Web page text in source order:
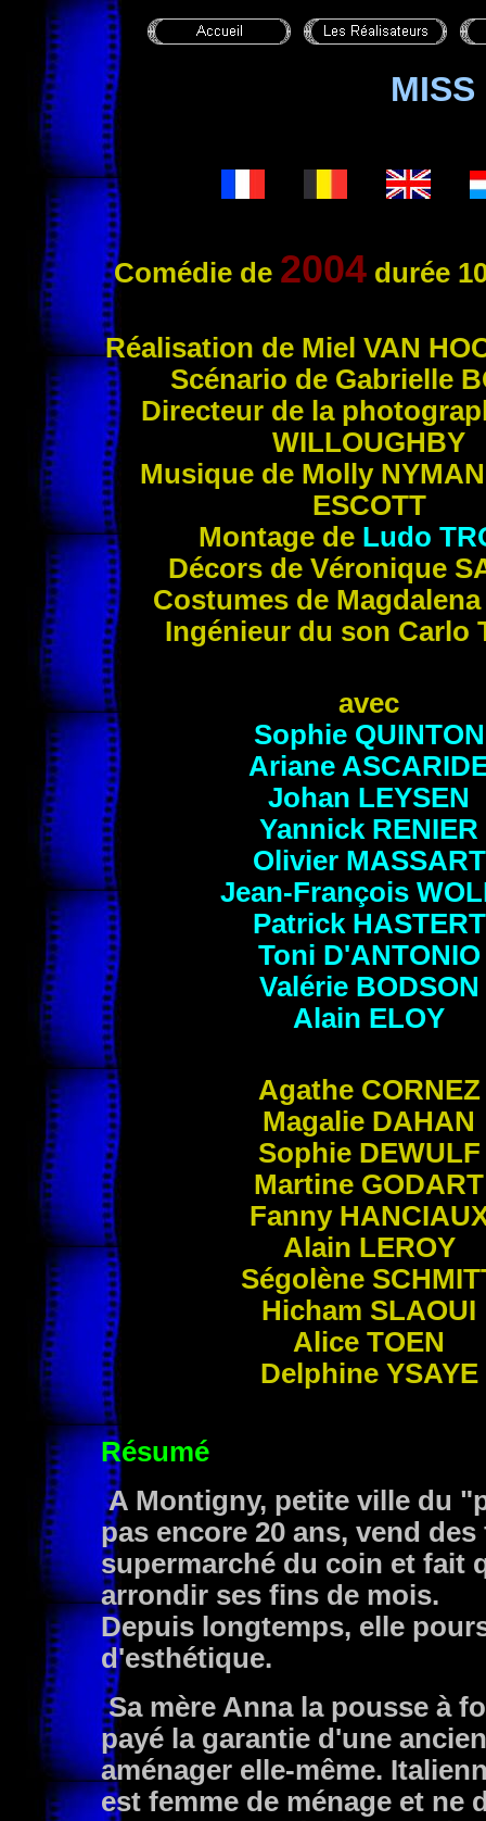
MISS
Comédie de 2004 durée
Réalisation de Miel VAN
Scénario de Gabrielle
Directeur de la
WILLOUGHBY
Musique de Molly NYMAN
ESCOTT
Montage de Ludo
Décors de Véronique
Costumes de
Ingénieur du son Carlo
avec
Sophie QUINTON
Ariane
Johan LEYSEN
Yannick RENIER
OlivierMASSART
Jean-François
Patrick HASTERT
Toni D'ANTONIO
Valérie BODSON
Alain ELOY
Agathe CORNEZ
Magalie DAHAN
Sophie DEWULF
Martine GODART
Fanny
Alain LEROY
Ségolène
Hicham SLAOUI
Alice TOEN
DelphineYSAYE
Résumé
A Montigny, petite ville du
pas encore 20 ans, vend
supermarché du coin et fait
arrondir ses fins de mois.
Depuis longtemps, elle
d'esthétique.
Sa mère Anna la pousse à
payé la garantie d'une
aménager elle-même.
est femme de ménage et ne